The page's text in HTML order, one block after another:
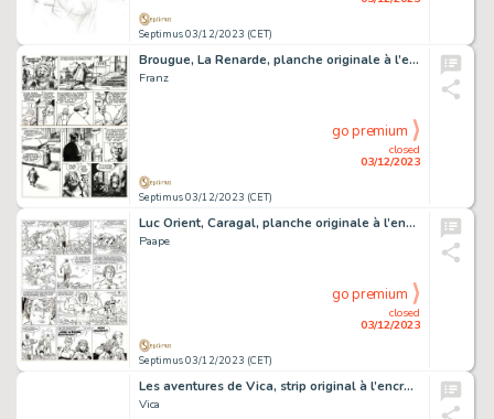
Septimus 03/12/2023 (CET)
Brougue, La Renarde, planche originale à l’encre de chine.
Franz
Septimus 03/12/2023 (CET)
closed
03/12/2023
go premium
Luc Orient, Caragal, planche originale à l’encre de chine.
Paape
Septimus 03/12/2023 (CET)
closed
03/12/2023
go premium
Les aventures de Vica, strip original à l’encre de chine.
Vica